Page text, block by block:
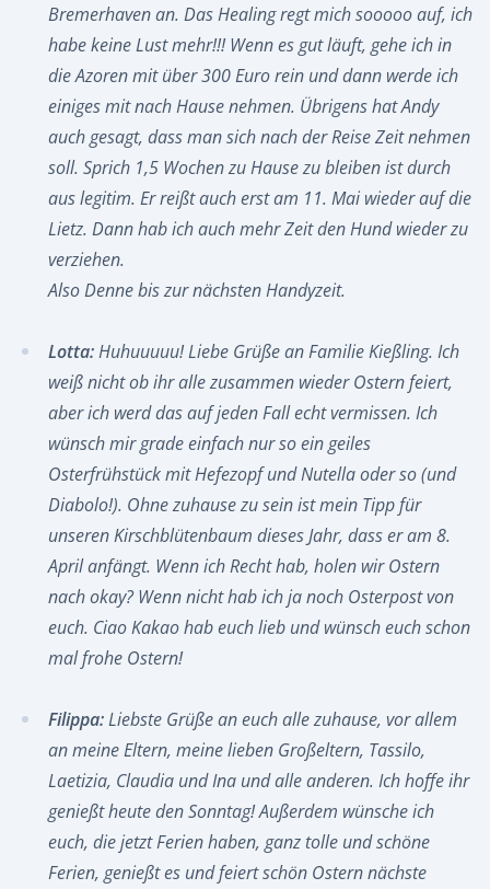
Bremerhaven an. Das Healing regt mich sooooo auf, ich
habe keine Lust mehr!!! Wenn es gut läuft, gehe ich in
die Azoren mit über 300 Euro rein und dann werde ich
einiges mit nach Hause nehmen. Übrigens hat Andy
auch gesagt, dass man sich nach der Reise Zeit nehmen
soll. Sprich 1,5 Wochen zu Hause zu bleiben ist durch
aus legitim. Er reißt auch erst am 11. Mai wieder auf die
Lietz. Dann hab ich auch mehr Zeit den Hund wieder zu
verziehen.
Also Denne bis zur nächsten Handyzeit.
Lotta:Huhuuuuu! Liebe Grüße an Familie Kießling. Ich
weiß nicht ob ihr alle zusammen wieder Ostern feiert,
aber ich werd das auf jeden Fall echt vermissen. Ich
wünsch mir grade einfach nur so ein geiles
Osterfrühstück mit Hefezopf und Nutella oder so (und
Diabolo!). Ohne zuhause zu sein ist mein Tipp für
unseren Kirschblütenbaum dieses Jahr, dass er am 8.
April anfängt. Wenn ich Recht hab, holen wir Ostern
nach okay? Wenn nicht hab ich ja noch Osterpost von
euch. Ciao Kakao hab euch lieb und wünsch euch schon
mal frohe Ostern!
Filippa:Liebste Grüße an euch alle zuhause, vor allem
an meine Eltern, meine lieben Großeltern, Tassilo,
Laetizia, Claudia und Ina und alle anderen. Ich hoffe ihr
genießt heute den Sonntag! Außerdem wünsche ich
euch, die jetzt Ferien haben, ganz tolle und schöne
Ferien, genießt es und feiert schön Ostern nächste